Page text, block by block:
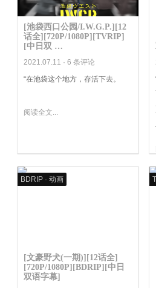
[池袋西口公园/I.W.G.P.][12
话全][720P/1080P][TVRIP]
[中日双 …
2021.07.11 · 6 条评论
“在池袋这个地方，存活下去。
阅读全文...
BDRIP · 动画
[文豪野犬(一期)][12话全]
[720P/1080P][BDRIP][中日
双语字幕]